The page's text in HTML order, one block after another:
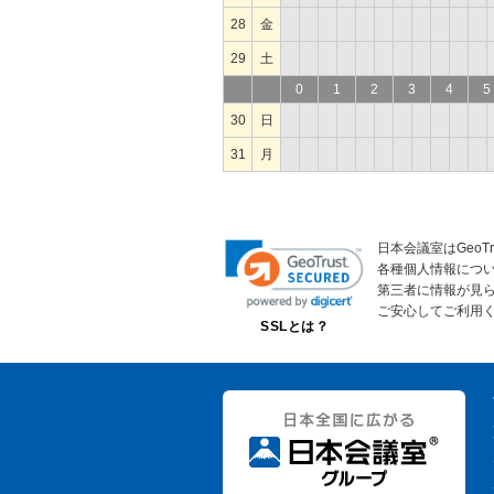
28 金
29
土
0
1 2 3 4
5
30
日
31 月
SSLとは？
日本会議室は
各種個人情報につ
第三者に情報が見
ご安心してご利用